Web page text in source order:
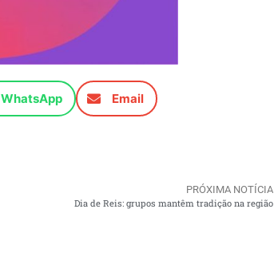
WhatsApp Email
PRÓXIMA NOTÍCIA
Dia de Reis: grupos mantêm tradição na região